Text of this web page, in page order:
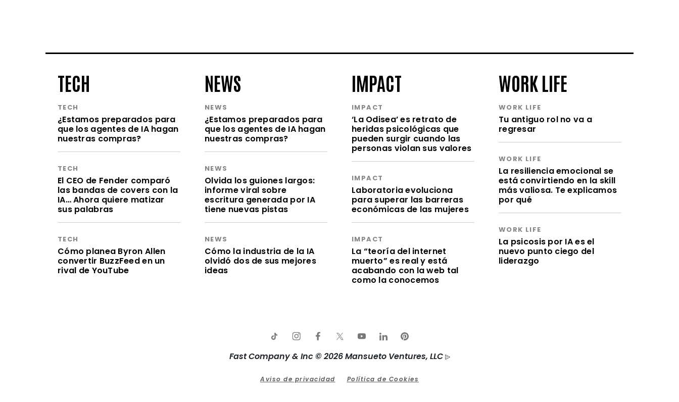
TECH
TECH
¿Estamos preparados para
que los agentes de IA hagan
nuestras compras?
TECH
El CEO de Fender comparó
las bandas de covers con la
IA… Ahora quiere matizar
sus palabras
TECH
Cómo planea Byron Allen
convertir BuzzFeed en un
rival de YouTube
NEWS
NEWS
¿Estamos preparados para
que los agentes de IA hagan
nuestras compras?
NEWS
Olvida los guiones largos:
informe viral sobre
escritura generada por IA
tiene nuevas pistas
NEWS
Cómo la industria de la IA
olvidó dos de sus mejores
ideas
IMPACT
IMPACT
‘La Odisea’ es retrato de
heridas psicológicas que
pueden surgir cuando las
personas violan sus valores
IMPACT
Laboratoria evoluciona
para superar las barreras
económicas de las mujeres
IMPACT
La “teoría del internet
muerto” es real y está
acabando con la web tal
como la conocemos
WORK LIFE
WORK LIFE
Tu antiguo rol no va a
regresar
WORK LIFE
La resiliencia emocional se
está convirtiendo en la skill
más valiosa. Te explicamos
por qué
WORK LIFE
La psicosis por IA es el
nuevo punto ciego del
liderazgo
Fast Company & Inc © 2026 Mansueto Ventures, LLC
Aviso de privacidad Política de Cookies